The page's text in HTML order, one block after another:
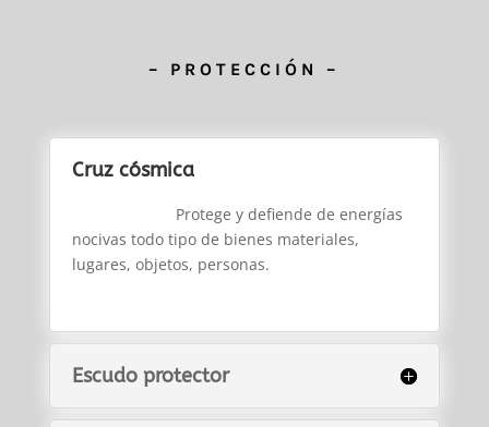
– PROTECCIÓN –
Cruz cósmica
Protege y defiende de energías
nocivas todo tipo de bienes materiales,
lugares, objetos, personas.
Escudo protector